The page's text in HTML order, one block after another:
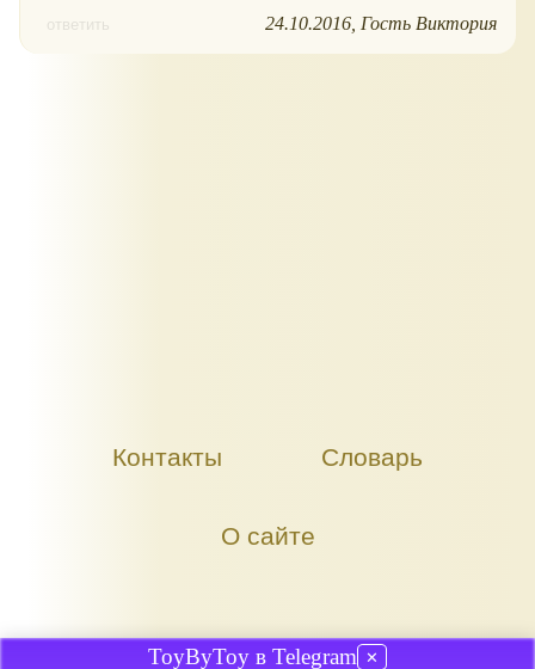
ответить 24.10.2016 Гость Виктория
Контакты Словарь
О сайте
ToyByToy в Telegram ✕